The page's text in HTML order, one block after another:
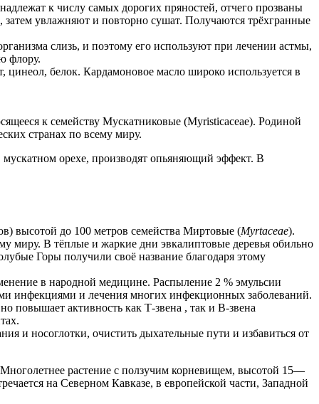
к числу самых дорогих пряностей, отчего прозваны
увлажняют и повторно сушат. Получаются трёхгранные
слизь, и поэтому его используют при лечении астмы,
флору.
белок. Кардамоновое масло широко используется в
к семейству Мускатниковые (Myristicaceae). Родиной
странах по всему миру.
орехе, производят опьяняющий эффект. В
высотой до 100 метров семейства Миртовые (Myrtaceae).
миру. В тёплые и жаркие дни эвкалиптовые деревья обильно
Горы получили своё название благодаря этому
в народной медицине. Распыление 2 % эмульсии
инфекциями и лечения многих инфекционных заболеваний.
повышает активность как Т-звена , так и В-звена
и носоглотки, очистить дыхательные пути и избавиться от
растение с ползучим корневищем, высотой 15—
на Северном Кавказе, в европейской части, Западной